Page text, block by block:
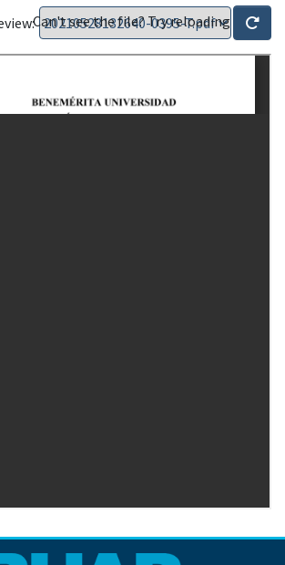
Can't see the file? Try reloading